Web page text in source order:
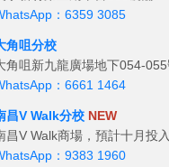
：6359 3085
角咀分校
角咀新九龍廣場地下054-
：6661 1464
昌V Walk分校 NEW
昌V Walk商場，預計十月投
：9383 1960